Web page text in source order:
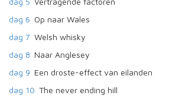
dag 6 Op naar Wales
dag 7 Welsh whisky
dag 8 Naar Anglesey
dag 9 Een droste-effect van eilanden
dag 10 The never ending hill